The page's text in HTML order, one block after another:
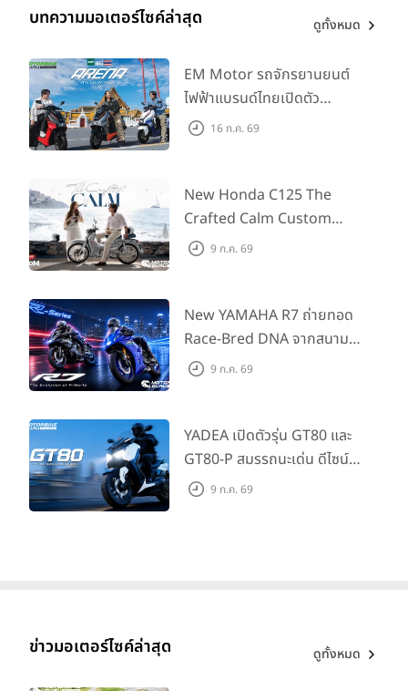
บทความมอเตอร์ไซค์ล่าสุด ดูทั้งหมด
EM Motor รถจักรยานยนต์
ไฟฟ้าแบรนด์ไทยเปิดตัว
ARENA ที่มาในราคาพิเศษ
555 คันแรกรับฟรี Adapter
Type2 ฟรี
16 ก.ค. 69
New Honda C125 The
Crafted Calm Custom
Edition ถ่ายทอดความคลาสสิ
House Flagship Store ทั่ว
ประเทศ
9 ก.ค. 69
New YAMAHA R7 ถ่ายทอด
Race-Bred DNA จากสนาม
แข่งสู่ซูเปอร์สปอร์ตคลาสกลาง
9 ก.ค. 69
YADEA เปิดตัวรุ่น GT80 และ
GT80-P สมรรถนะเด่น ดีไซน์หรู
ปลอดภัย ราคาเข้าถึงง่าย จด
9 ก.ค. 69
ข่าวมอเตอร์ไซค์ล่าสุด ดูทั้งหมด